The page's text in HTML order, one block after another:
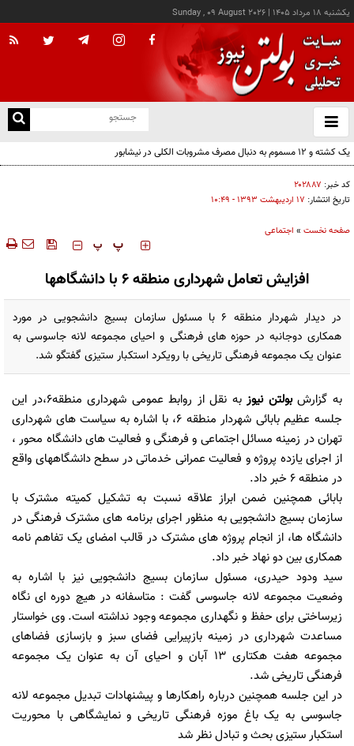
يکشنبه ۱۸ مرداد ۱۴۰۵ |
Sunday , 09 August 2026
باز
و
یک کشته و ۱۲ مسموم به دنبال مصرف مشروبات الکلی در نیشابور
کد خبر: ۲۰۲۸۸۷
تاریخ انتشار: ۱۷ ارديبهشت ۱۳۹۳ - ۱۰:۴۹
صفحه نخست » اجتماعی
‍‍‍ پ پ
افزایش تعامل شهرداری منطقه 6 با دانشگاهها
در دیدار شهردار منطقه 6 با مسئول سازمان بسیج دانشجویی در مورد
همکاری دوجانبه در حوزه های فرهنگی و احیای مجموعه لانه جاسوسی به
عنوان یک مجموعه فرهنگی تاریخی با رویکرد استکبار ستیزی گفتگو شد.
به گزارش بولتن نیوز
به نقل از روابط عمومی شهرداری منطقه6،در این
جلسه عظیم بابائی شهردار منطقه 6، با اشاره به سیاست های شهرداری
تهران در زمینه مسائل اجتماعی و فرهنگی و فعالیت های دانشگاه محور ،
از اجرای یازده پروژه و فعالیت عمرانی خدماتی در سطح دانشگاههای واقع
در منطقه 6 خبر داد.
بابائی همچنین ضمن ابراز علاقه نسبت به تشکیل کمیته مشترک با
سازمان بسیج دانشجویی به منظور اجرای برنامه های مشترک فرهنگی در
دانشگاه ها، از انجام پروژه های مشترک در قالب امضای یک تفاهم نامه
همکاری بین دو نهاد خبر داد.
سید ودود حیدری، مسئول سازمان بسیج دانشجویی نیز با اشاره به
وضعیت مجموعه لانه جاسوسی گفت : متاسفانه در هیچ دوره ای نگاه
زیرساختی برای حفظ و نگهداری مجموعه وجود نداشته است. وی خواستار
مساعدت شهرداری در زمینه بازپیرایی فضای سبز و بازسازی فضاهای
مجموعه هفت هکتاری 13 آبان و احیای آن به عنوان یک مجموعه
فرهنگی تاریخی شد.
در این جلسه همچنین درباره راهکارها و پیشنهادات تبدیل مجموعه لانه
جاسوسی به یک باغ موزه فرهنگی تاریخی و نمایشگاهی با محوریت
استکبار ستیزی بحث و تبادل نظر شد